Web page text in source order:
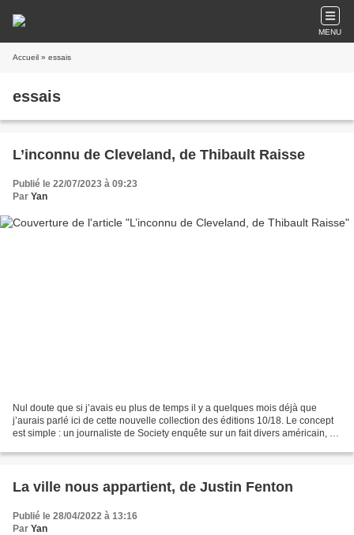
MENU
Accueil » essais
essais
L’inconnu de Cleveland, de Thibault Raisse
Publié le 22/07/2023 à 09:23
Par Yan
Nul doute que si j’avais eu plus de temps il y a quelques mois déjà que
j’aurais parlé ici de cette nouvelle collection des éditions 10/18. Le concept
est simple : un journaliste de Society enquête sur un fait divers américain, se
La ville nous appartient, de Justin Fenton
Publié le 28/04/2022 à 13:16
Par Yan